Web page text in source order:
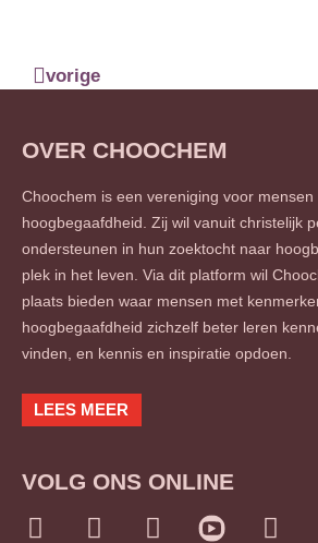
vorige
OVER CHOOCHEM
Choochem is een vereniging voor
hoogbegaafdheid. Zij wil vanuit christelijk
ondersteunen in hun zoektocht naar
plek in het leven. Via dit platform wil
plaats bieden waar mensen met
hoogbegaafdheid zichzelf beter leren
vinden, en kennis en inspiratie opdoen.
LEES MEER
VOLG ONS ONLINE
I
F
L
T